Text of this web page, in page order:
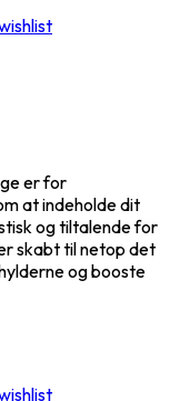
er for
at indeholde dit
og tiltalende for
skabt til netop det
og booste